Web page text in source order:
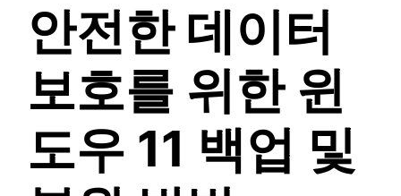
안전한 데이터
보호를 위한 윈
도우 11 백업 및